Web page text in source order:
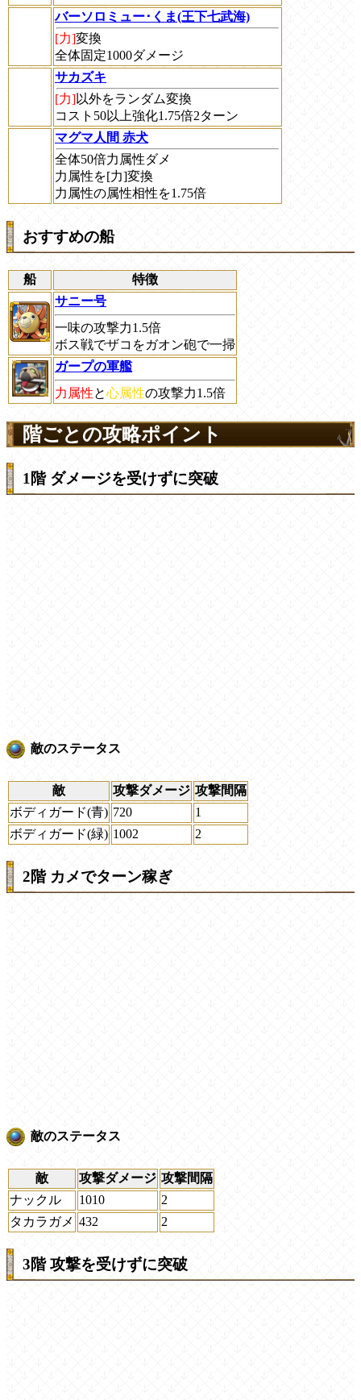
バーソロミュー･くま(王下七武海)
[力]変換
全体固定1000ダメージ
サカズキ
[力]以外をランダム変換
コスト50以上強化1.75倍2ターン
マグマ人間 赤犬
全体50倍力属性ダメ
力属性を[力]変換
力属性の属性相性を1.75倍
おすすめの船
船
特徴
サニー号
一味の攻撃力1.5倍
ボス戦でザコをガオン砲で一掃
ガープの軍艦
力属性と心属性の攻撃力1.5倍
階ごとの攻略ポイント
1階 ダメージを受けずに突破
敵のステータス
敵 攻撃ダメージ 攻撃間隔
ボディガード(青) 720
1
ボディガード(緑) 1002 2
2階 カメでターン稼ぎ
敵のステータス
敵 攻撃ダメージ 攻撃間隔
ナックル
1010
2
タカラガメ 432 2
3階 攻撃を受けずに突破